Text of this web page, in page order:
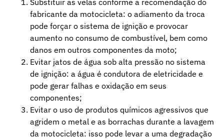
Substituir as velas conforme a recomendação do
fabricante da motocicleta: o adiamento da troca
pode forçar o sistema de ignição e provocar
aumento no consumo de combustível, bem como
danos em outros componentes da moto;
Evitar jatos de água sob alta pressão no sistema
de ignição: a água é condutora de eletricidade e
pode gerar falhas e oxidação em seus
componentes;
Evitar o uso de produtos químicos agressivos que
agridem o metal e as borrachas durante a lavagem
da motocicleta: isso pode levar a uma degradação